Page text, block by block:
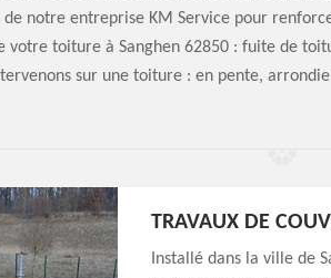
de notre entreprise KM Service pour
votre toiture à Sanghen 62850 : fuite de
sur une toiture : en pente,
TRAVAUX DE
Installé dans la ville de